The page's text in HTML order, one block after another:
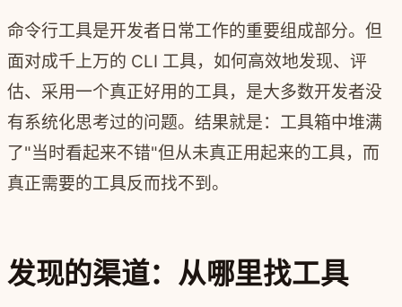
命令行工具是开发者日常工作的重要组成部分。但
面对成千上万的 CLI 工具，如何高效地发现、评
估、采用一个真正好用的工具，是大多数开发者没
有系统化思考过的问题。结果就是：工具箱中堆满
了"当时看起来不错"但从未真正用起来的工具，而
真正需要的工具反而找不到。
发现的渠道：从哪里找工具